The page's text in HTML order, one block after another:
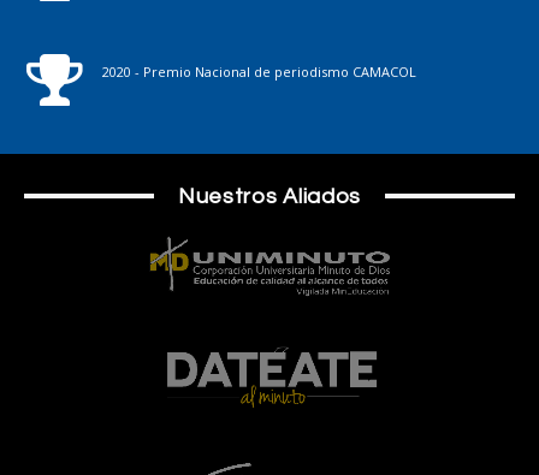
2020 - Premio Nacional de periodismo CAMACOL
Nuestros Aliados